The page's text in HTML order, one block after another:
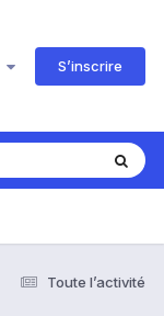
S’inscrire
Toute l’activité